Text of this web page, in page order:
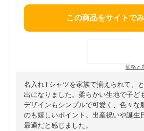
この商品をサイトで
価格と
名入れTシャツを家族で揃えられて、
出になりました。柔らかい生地で子ど
デザインもシンプルで可愛く、色々な
のも嬉しいポイント。出産祝いや誕生
最適だと感じました。